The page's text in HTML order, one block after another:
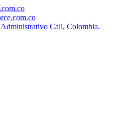
Cali, Colombia.